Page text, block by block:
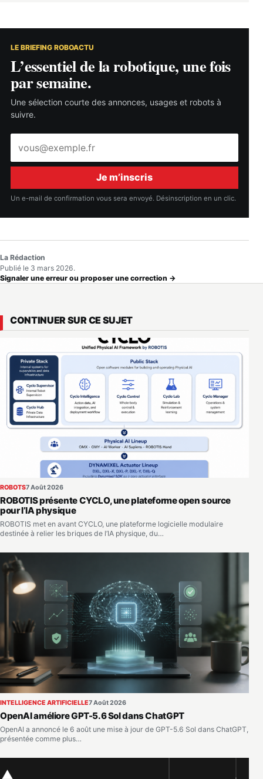
LE BRIEFING ROBOACTU
L’essentiel de la robotique, une fois
par semaine.
Une sélection courte des annonces, usages et robots à
suivre.
mail
Je m’inscris
Un e-mail de confirmation vous sera envoyé. Désinscription en un clic.
La Rédaction
Publié le 3 mars 2026.
Signaler une erreur ou proposer une correction →
CONTINUER SUR CE SUJET
ROBOTS7 Août 2026
ROBOTIS présente CYCLO, une plateforme open source
pour l’IA physique
ROBOTIS met en avant CYCLO, une plateforme logicielle modulaire
destinée à relier les briques de l’IA physique, du…
INTELLIGENCE ARTIFICIELLE7 Août 2026
OpenAI améliore GPT-5.6 Sol dans ChatGPT
OpenAI a annoncé le 6 août une mise à jour de GPT-5.6 Sol dans ChatGPT,
présentée comme plus…